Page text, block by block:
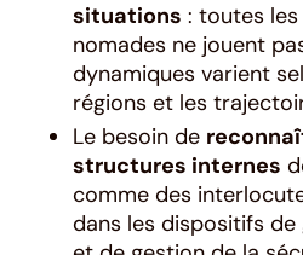
situations : toutes
nomades ne jouent
dynamiques varient
régions et les
Le besoin de
structures internes
comme des
dans les dispositifs